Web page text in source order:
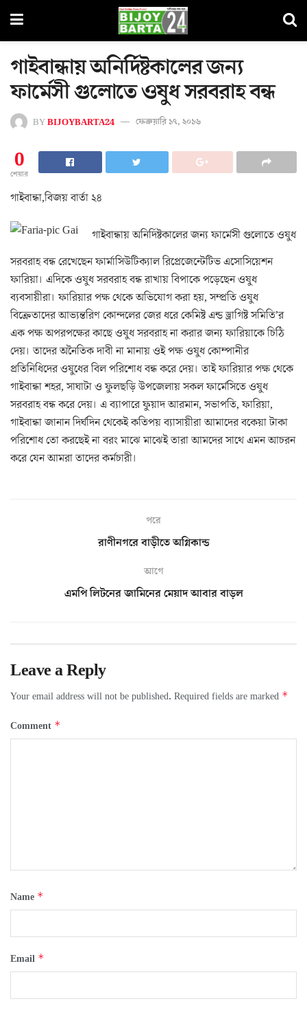
গাইবান্ধায় অনির্দিষ্টকালের জন্য
ফার্মেসী গুলোতে ওষুধ সরবরাহ বন্ধ
BYBIJOYBARTA24 ফেব্রুয়ারি ১৭, ২০১৬
0
শেয়ার
গাইবান্ধা,বিজয় বার্তা ২৪
গাইবান্ধায় অনির্দিষ্টকালের জন্য ফার্মেসী গুলোতে ওষুধ
সরবরাহ বন্ধ রেখেছেন ফার্মাসিউটিক্যাল রিপ্রেজেন্টেটিভ এসোসিয়েশন
ফারিয়া। এদিকে ওষুধ সরবরাহ বন্ধ রাখায় বিপাকে পড়েছেন ওষুধ
ব্যবসায়ীরা। ফারিয়ার পক্ষ থেকে অভিযোগ করা হয়, সম্প্রতি ওষুধ
বিক্রেতাদের আভ্যন্তরিণ কোন্দলের জের ধরে কেমিষ্ট এন্ড ড্রাগিষ্ট সমিতি’র
এক পক্ষ অপরপক্ষের কাছে ওষুধ সরবরাহ না করার জন্য ফারিয়াকে চিঠি
দেয়। তাদের অনৈতিক দাবী না মানায় ওই পক্ষ ওষুধ কোম্পানীর
প্রতিনিধিদের ওষুধের বিল পরিশোধ বন্ধ করে দেয়। তাই ফারিয়ার পক্ষ থেকে
গাইবান্ধা শহর, সাঘাটা ও ফুলছড়ি উপজেলায় সকল ফার্মেসিতে ওষুধ
সরবরাহ বন্ধ করে দেয়। এ ব্যাপারে ফুয়াদ আরমান, সভাপতি, ফারিয়া,
গাইবান্ধা জানান দির্ঘদিন থেকেই কতিপয় ব্যাসায়ীরা আমাদের বকেয়া টাকা
পরিশোধ তো করছেই না বরং মাঝে মাঝেই তারা আমদের সাথে এমন আচরন
করে যেন আমরা তাদের কর্মচারী।
পরে
রাণীনগরে বাড়ীতে অগ্নিকান্ড
আগে
এমপি লিটনের জামিনের মেয়াদ আবার বাড়ল
Leave a Reply
Your email address will not be published. Required fields are marked *
Comment *
Name *
Email *